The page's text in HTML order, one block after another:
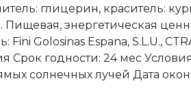
глицерин, краситель:
энергетическая
Golosinas Espana, S.L.U.,
Срок годности: 24 мес Условия
солнечных лучей Дата